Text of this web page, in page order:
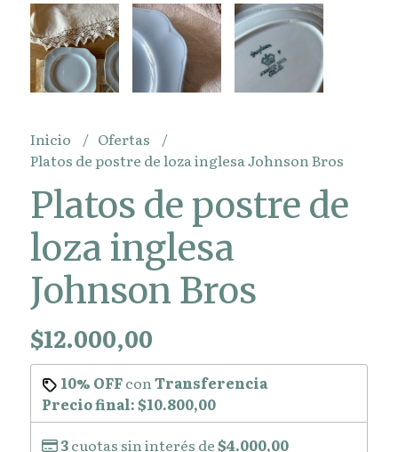
Inicio
Ofertas
Platos de postre de loza inglesa Johnson Bros
Platos de postre de
loza inglesa
Johnson Bros
$12.000,00
10% OFFcon Transferencia
Precio final:$10.800,00
3cuotas sin interés de$4.000,00